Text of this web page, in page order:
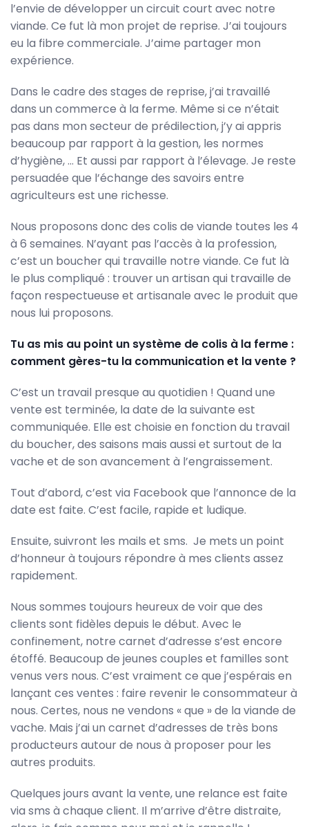
l’envie de développer un circuit court avec notre
viande. Ce fut là mon projet de reprise. J’ai toujours
eu la fibre commerciale. J’aime partager mon
expérience.
Dans le cadre des stages de reprise, j’ai travaillé
dans un commerce à la ferme. Même si ce n’était
pas dans mon secteur de prédilection, j’y ai appris
beaucoup par rapport à la gestion, les normes
d’hygiène, … Et aussi par rapport à l’élevage. Je reste
persuadée que l’échange des savoirs entre
agriculteurs est une richesse.
Nous proposons donc des colis de viande toutes les 4
à 6 semaines. N’ayant pas l’accès à la profession,
c’est un boucher qui travaille notre viande. Ce fut là
le plus compliqué : trouver un artisan qui travaille de
façon respectueuse et artisanale avec le produit que
nous lui proposons.
Tu as mis au point un système de colis à la ferme :
comment gères-tu la communication et la vente ?
C’est un travail presque au quotidien ! Quand une
vente est terminée, la date de la suivante est
communiquée. Elle est choisie en fonction du travail
du boucher, des saisons mais aussi et surtout de la
vache et de son avancement à l’engraissement.
Tout d’abord, c’est via Facebook que l’annonce de la
date est faite. C’est facile, rapide et ludique.
Ensuite, suivront les mails et sms. Je mets un point
d’honneur à toujours répondre à mes clients assez
rapidement.
Nous sommes toujours heureux de voir que des
clients sont fidèles depuis le début. Avec le
confinement, notre carnet d’adresse s’est encore
étoffé. Beaucoup de jeunes couples et familles sont
venus vers nous. C’est vraiment ce que j’espérais en
lançant ces ventes : faire revenir le consommateur à
nous. Certes, nous ne vendons « que » de la viande de
vache. Mais j’ai un carnet d’adresses de très bons
producteurs autour de nous à proposer pour les
autres produits.
Quelques jours avant la vente, une relance est faite
via sms à chaque client. Il m’arrive d’être distraite,